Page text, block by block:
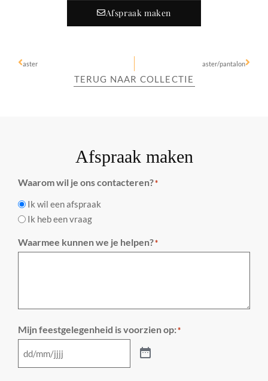
Afspraak maken
aster aster/pantalon
TERUG NAAR COLLECTIE
Afspraak maken
Waarom wil je ons contacteren?*
Ik wil een afspraak
Ik heb een vraag
Waarmee kunnen we je helpen?*
Mijn feestgelegenheid is voorzien op:*